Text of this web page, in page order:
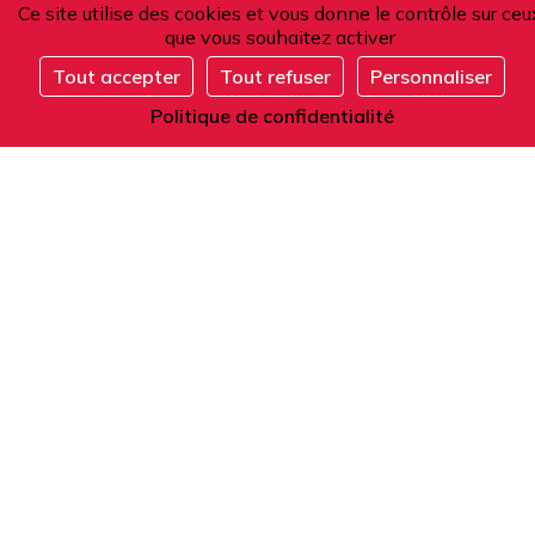
Ce site utilise des cookies et vous donne le contrôle sur
que vous souhaitez activer
Tout accepter
Tout refuser
Personnaliser
Politique de confidentialité
S'inscrire
101 boulevard Raspail
75006 Paris
France